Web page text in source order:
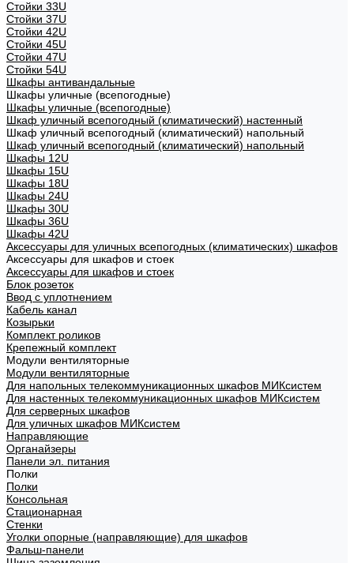
Стойки 33U
Стойки 37U
Стойки 42U
Стойки 45U
Стойки 47U
Стойки 54U
Шкафы антивандальные
Шкафы уличные (всепогодные)
Шкафы уличные (всепогодные)
Шкаф уличный всепогодный (климатический) настенный
Шкаф уличный всепогодный (климатический) напольный
Шкаф уличный всепогодный (климатический) напольный
Шкафы 12U
Шкафы 15U
Шкафы 18U
Шкафы 24U
Шкафы 30U
Шкафы 36U
Шкафы 42U
Аксессуары для уличных всепогодных (климатических) шкафов
Аксессуары для шкафов и стоек
Аксессуары для шкафов и стоек
Блок розеток
Ввод с уплотнением
Кабель канал
Козырьки
Комплект роликов
Крепежный комплект
Модули вентиляторные
Модули вентиляторные
Для напольных телекоммуникационных шкафов МИКсистем
Для настенных телекоммуникационных шкафов МИКсистем
Для серверных шкафов
Для уличных шкафов МИКсистем
Направляющие
Органайзеры
Панели эл. питания
Полки
Полки
Консольная
Стационарная
Стенки
Уголки опорные (направляющие) для шкафов
Фальш-панели